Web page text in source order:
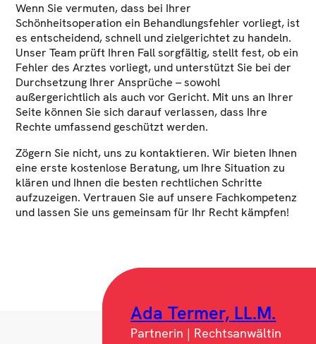
Wenn Sie vermuten, dass bei Ihrer
Schönheitsoperation ein Behandlungsfehler vorliegt, ist
es entscheidend, schnell und zielgerichtet zu handeln.
Unser Team prüft Ihren Fall sorgfältig, stellt fest, ob ein
Fehler des Arztes vorliegt, und unterstützt Sie bei der
Durchsetzung Ihrer Ansprüche – sowohl
außergerichtlich als auch vor Gericht. Mit uns an Ihrer
Seite können Sie sich darauf verlassen, dass Ihre
Rechte umfassend geschützt werden.
Zögern Sie nicht, uns zu kontaktieren. Wir bieten Ihnen
eine erste kostenlose Beratung, um Ihre Situation zu
klären und Ihnen die besten rechtlichen Schritte
aufzuzeigen. Vertrauen Sie auf unsere Fachkompetenz
und lassen Sie uns gemeinsam für Ihr Recht kämpfen!
Ada Termer, LL.M.
Partnerin | Rechtsanwältin